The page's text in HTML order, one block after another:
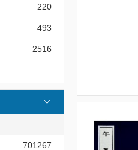
220
493
2516
701267